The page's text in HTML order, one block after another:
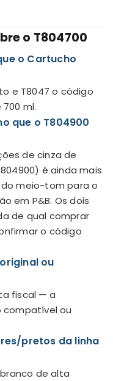
o T804700
o Cartucho
e T8047 o código
ml.
que o T804900
de cinza de
é ainda mais
do meio-tom para o
em P&B. Os dois
de qual comprar
o código
ou
fiscal — a
compatível ou
pretos da linha
de alta